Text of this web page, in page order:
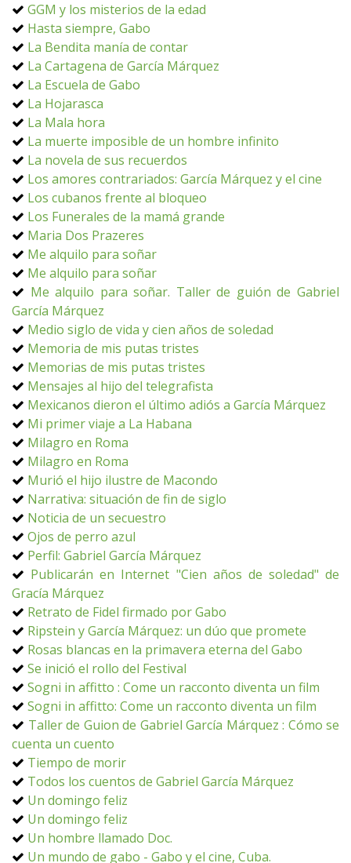
GGM y los misterios de la edad
Hasta siempre, Gabo
La Bendita manía de contar
La Cartagena de García Márquez
La Escuela de Gabo
La Hojarasca
La Mala hora
La muerte imposible de un hombre infinito
La novela de sus recuerdos
Los amores contrariados: García Márquez y el cine
Los cubanos frente al bloqueo
Los Funerales de la mamá grande
Maria Dos Prazeres
Me alquilo para soñar
Me alquilo para soñar
Me alquilo para soñar. Taller de guión de Gabriel
García Márquez
Medio siglo de vida y cien años de soledad
Memoria de mis putas tristes
Memorias de mis putas tristes
Mensajes al hijo del telegrafista
Mexicanos dieron el último adiós a García Márquez
Mi primer viaje a La Habana
Milagro en Roma
Milagro en Roma
Murió el hijo ilustre de Macondo
Narrativa: situación de fin de siglo
Noticia de un secuestro
Ojos de perro azul
Perfil: Gabriel García Márquez
Publicarán en Internet "Cien años de soledad" de
Gracía Márquez
Retrato de Fidel firmado por Gabo
Ripstein y García Márquez: un dúo que promete
Rosas blancas en la primavera eterna del Gabo
Se inició el rollo del Festival
Sogni in affitto : Come un racconto diventa un film
Sogni in affitto: Come un racconto diventa un film
Taller de Guion de Gabriel García Márquez : Cómo se
cuenta un cuento
Tiempo de morir
Todos los cuentos de Gabriel García Márquez
Un domingo feliz
Un domingo feliz
Un hombre llamado Doc.
Un mundo de gabo - Gabo y el cine, Cuba.